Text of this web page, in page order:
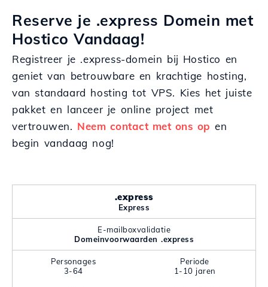
Reserve je .express Domein met
Hostico Vandaag!
Registreer je .express-domein bij Hostico en
geniet van betrouwbare en krachtige hosting,
van standaard hosting tot VPS. Kies het juiste
pakket en lanceer je online project met
vertrouwen. Neem contact met ons op en
begin vandaag nog!
.express
Express
E-mailboxvalidatie
Domeinvoorwaarden .express
Personages
3-64
Periode
1-10 jaren